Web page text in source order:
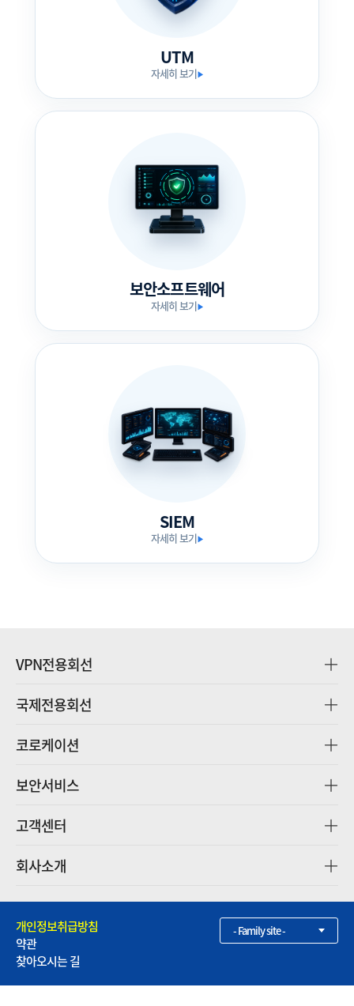
UTM
자세히 보기▶
보안소프트웨어
자세히 보기▶
SIEM
자세히 보기▶
VPN전용회선
국제전용회선
코로케이션
보안서비스
고객센터
회사소개
개인정보취급방침
약관
찾아오시는 길
- Family site -